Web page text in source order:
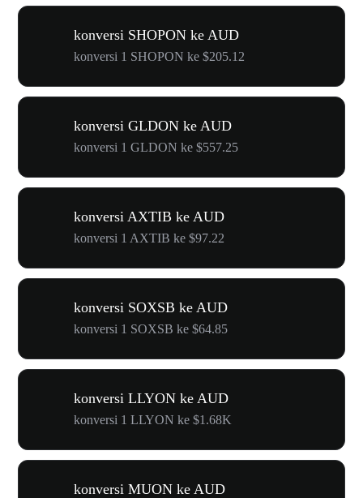
konversi SHOPON ke AUD
konversi 1 SHOPON ke $205.12
konversi GLDON ke AUD
konversi 1 GLDON ke $557.25
konversi AXTIB ke AUD
konversi 1 AXTIB ke $97.22
konversi SOXSB ke AUD
konversi 1 SOXSB ke $64.85
konversi LLYON ke AUD
konversi 1 LLYON ke $1.68K
konversi MUON ke AUD